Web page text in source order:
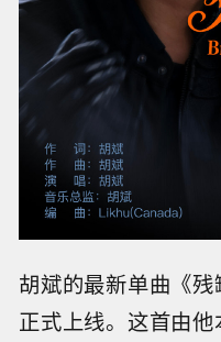
胡斌的最新单曲《
正式上线。这首由